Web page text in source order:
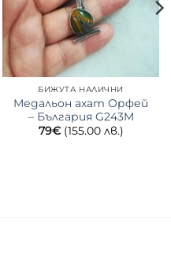
БИЖУТА НАЛИЧНИ
Медальон ахат Орфей
– България G243M
79€ (155.00 лв.)